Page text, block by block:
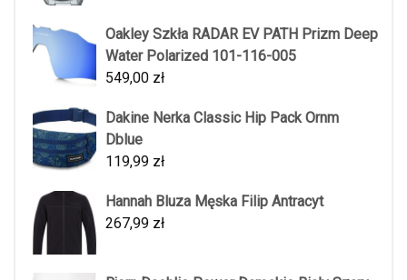
Oakley Szkła RADAR EV PATH Prizm Deep
Water Polarized 101-116-005
549,00 zł
Dakine Nerka Classic Hip Pack Ornm
Dblue
119,99 zł
Hannah Bluza Męska Filip Antracyt
267,99 zł